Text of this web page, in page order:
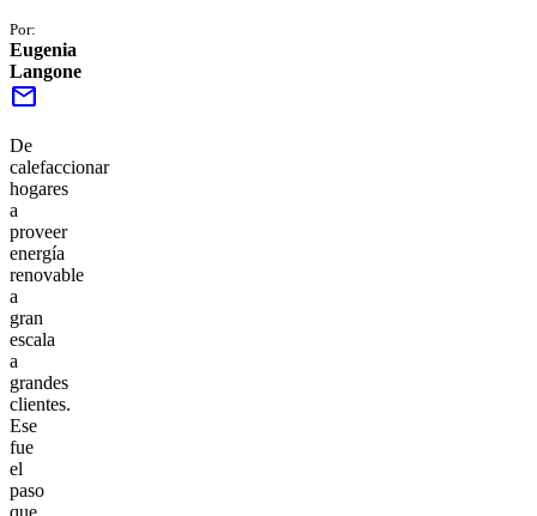
Por:
Eugenia
Langone
mail
De
calefaccionar
hogares
a
proveer
energía
renovable
a
gran
escala
a
grandes
clientes.
Ese
fue
el
paso